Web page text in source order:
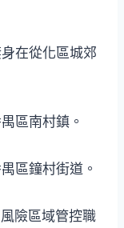
在從化區城郊
區南村鎮。
區鐘村街道。
險區域管控職